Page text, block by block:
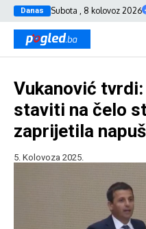
Danas Subota , 8 kolovoz 2026
Vukanović
staviti na čelo
zaprijetila
5. Kolovoza 2025.